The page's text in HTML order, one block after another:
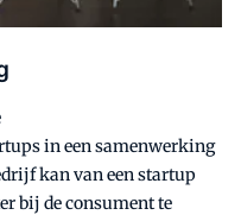
in een samenwerking
kan van een startup
bij de consument te